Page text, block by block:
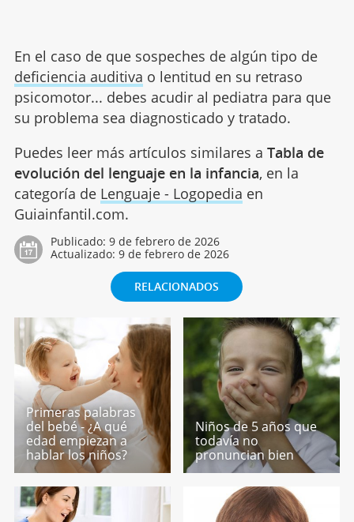
En el caso de que sospeches de algún tipo de
deficiencia auditiva o lentitud en su retraso
psicomotor... debes acudir al pediatra para que
su problema sea diagnosticado y tratado.
Puedes leer más artículos similares a Tabla de
evolución del lenguaje en la infancia, en la
categoría de Lenguaje - Logopedia en
Guiainfantil.com.
Publicado: 9 de febrero de 2026
Actualizado: 9 de febrero de 2026
RELACIONADOS
Primeras palabras
del bebé - ¿A qué
edad empiezan a
hablar los niños?
Niños de 5 años que
todavía no
pronuncian bien